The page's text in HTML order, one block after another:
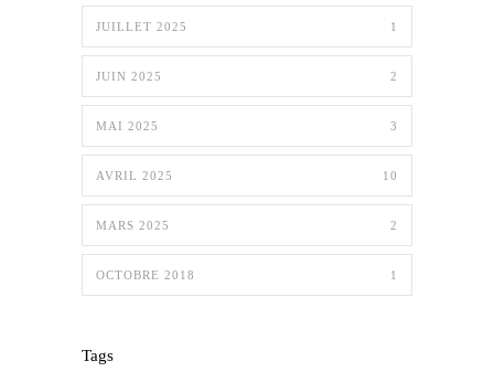
JUILLET 2025 1
JUIN 2025 2
MAI 2025 3
AVRIL 2025 10
MARS 2025 2
OCTOBRE 2018 1
Tags